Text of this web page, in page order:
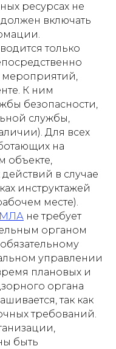
ресурсах не
включать
только
мероприятий,
К ним
безопасности,
службы,
Для всех
на
объекте,
в случае
инструктажей
месте).
не требует
органом
управлении
плановых и
органа
так как
требований.
быть